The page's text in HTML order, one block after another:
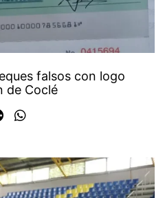
falsos con logo
de Coclé